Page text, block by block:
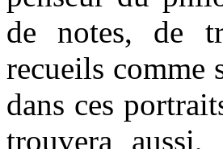
de notes, de
recueils comme
dans ces
trouvera